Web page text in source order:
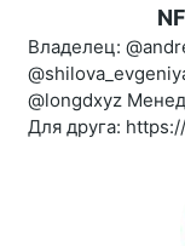
Владелец:
@longdxyz
Для друга: